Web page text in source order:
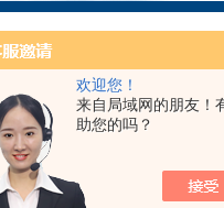
欢迎您！
来自局域网的朋友！
助您的吗？
我的位置： 首页